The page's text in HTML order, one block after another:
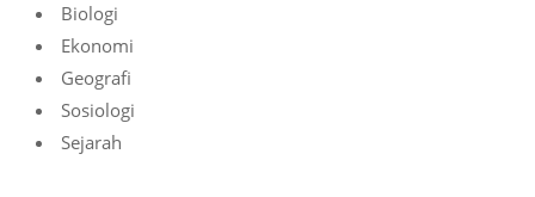
Biologi
Ekonomi
Geografi
Sosiologi
Sejarah